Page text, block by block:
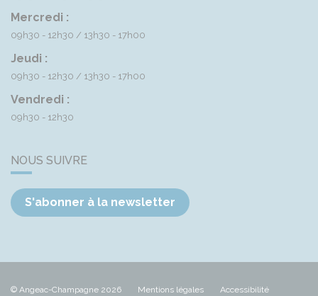
Mercredi :
09h30 - 12h30 13h30 - 17h00
Jeudi :
09h30 - 12h30 13h30 - 17h00
Vendredi :
09h30 - 12h30
NOUS SUIVRE
S'abonner à la newsletter
© Angeac-Champagne 2026 Mentions légales Accessibilité